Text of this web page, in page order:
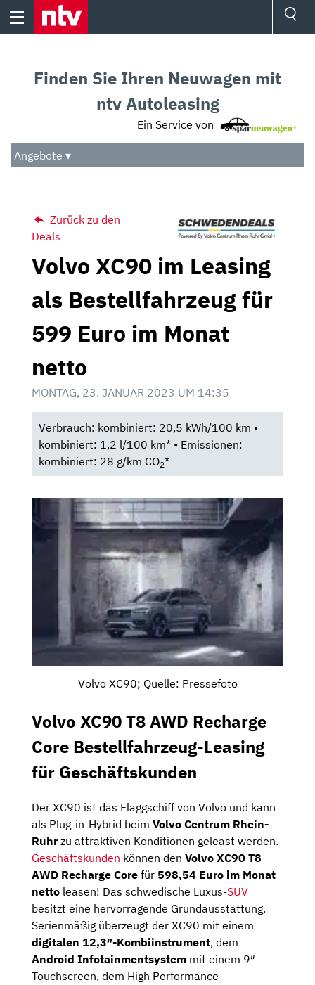
Skip
Audio
Das Beste
Finden Sie Ihren Neuwagen mit
ntv Autoleasing
Ein Service von
Angebote ▾
Zurück zu den
Deals
Volvo XC90 im Leasing
als Bestellfahrzeug für
599 Euro im Monat
netto
MONTAG, 23. JANUAR 2023 UM 14:35
Verbrauch: kombiniert: 20,5 kWh/100 km •
kombiniert: 1,2 l/100 km* • Emissionen:
kombiniert: 28 g/km CO2*
Volvo XC90; Quelle: Pressefoto
Volvo XC90 T8 AWD Recharge
Core Bestellfahrzeug-Leasing
für Geschäftskunden
Der XC90 ist das Flaggschiff von Volvo und kann
als Plug-in-Hybrid beim Volvo Centrum Rhein-
Ruhrzu attraktiven Konditionen geleast werden.
Geschäftskunden können den Volvo XC90 T8
AWD Recharge Core für 598,54 Euro im Monat
netto leasen! Das schwedische Luxus-SUV
besitzt eine hervorragende Grundausstattung.
Serienmäßig überzeugt der XC90 mit einem
digitalen 12,3″-Kombiinstrument, dem
Android Infotainmentsystem mit einem 9″-
Touchscreen, dem High Performance